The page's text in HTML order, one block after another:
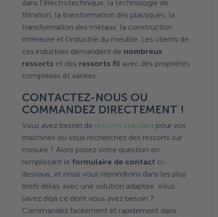
dans l’électrotechnique, la technologie de
filtration, la transformation des plastiques, la
transformation des métaux, la construction
intérieure et l’industrie du meuble. Les clients de
ces industries demandent de nombreux
ressorts et des ressorts fil avec des propriétés
complexes et variées.
CONTACTEZ-NOUS OU
COMMANDEZ DIRECTEMENT !
Vous avez besoin de ressorts standard pour vos
machines ou vous recherchez des ressorts sur
mesure ? Alors posez votre question en
remplissant le formulaire de contact ci-
dessous, et nous vous répondrons dans les plus
brefs délais avec une solution adaptée. Vous
savez déjà ce dont vous avez besoin ?
Commandez facilement et rapidement dans